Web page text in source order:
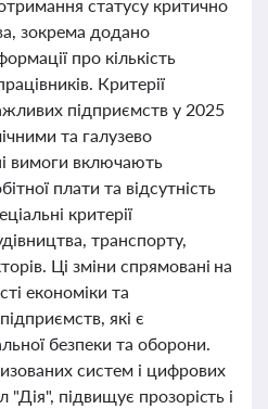
статусу критично
зокрема додано
про кількість
Критерії
підприємств у 2025
та галузево
вимоги включають
плати та відсутність
критерії
транспорту,
Ці зміни спрямовані на
економіки та
які є
безпеки та оборони.
систем і цифрових
"Дія", підвищує прозорість і